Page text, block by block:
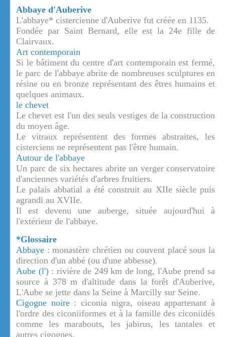
Abbaye d'Auberive
L'abbaye* cistercienne d'Auberive fut créée en 1135.
Fondée par Saint Bernard, elle est la 24e fille de
Clairvaux.
Art contemporain
Si le bâtiment du centre d'art contemporain est fermé,
le parc de l'abbaye abrite de nombreuses sculptures en
résine ou en bronze représentant des êtres humains et
quelques animaux.
le chevet
Le chevet est l'un des seuls vestiges de la construction
du moyen âge.
Le vitraux représentent des formes abstraites, les
cisterciens ne représentent pas l'être humain.
Autour de l'abbaye
Un parc de six hectares abrite un verger conservatoire
d'anciennes variétés d'arbres fruitiers.
Le palais abbatial a été construit au XIIe siècle puis
agrandi au XVIIe.
Il est devenu une auberge, située aujourd'hui à
l'extérieur de l'abbaye.
*Glossaire
Abbaye : monastère chrétien ou couvent placé sous la
direction d'un abbé (ou d'une abbesse).
Aube (l'): rivière de 249 km de long, l'Aube prend sa
source à 378 m d'altitude dans la forêt d'Auberive,
L'Aube se jette dans la Seine à Marcilly sur Seine.
Cigogne noire: ciconia nigra, oiseau appartenant à
l'ordre des ciconiiformes et à la famille des ciconiidés
comme les marabouts, les jabirus, les tantales et
autres cigognes.